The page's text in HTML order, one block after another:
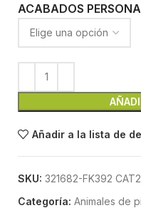
ACABADOS
Añadir a la lista de
SKU: 321682-FK392 CAT2
Categoría: Animales de